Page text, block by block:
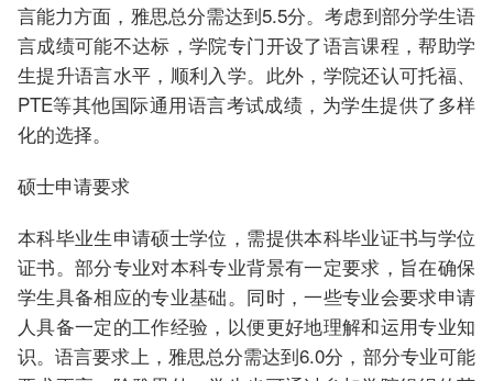
言能力方面，雅思总分需达到5.5分。考虑到部分学生语
言成绩可能不达标，学院专门开设了语言课程，帮助学
生提升语言水平，顺利入学。此外，学院还认可托福、
PTE等其他国际通用语言考试成绩，为学生提供了多样
化的选择。
硕士申请要求
本科毕业生申请硕士学位，需提供本科毕业证书与学位
证书。部分专业对本科专业背景有一定要求，旨在确保
学生具备相应的专业基础。同时，一些专业会要求申请
人具备一定的工作经验，以便更好地理解和运用专业知
识。语言要求上，雅思总分需达到6.0分，部分专业可能